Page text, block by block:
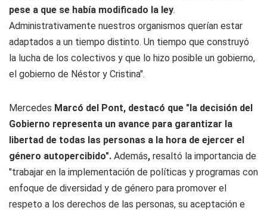
pese a que se había modificado la ley.
Administrativamente nuestros organismos querían estar
adaptados a un tiempo distinto. Un tiempo que construyó
la lucha de los colectivos y que lo hizo posible un gobierno,
el gobierno de Néstor y Cristina".
Mercedes Marcó del Pont, destacó que "la decisión del
Gobierno representa un avance para garantizar la
libertad de todas las personas a la hora de ejercer el
género autopercibido". Además, resaltó la importancia de
"trabajar en la implementación de políticas y programas con
enfoque de diversidad y de género para promover el
respeto a los derechos de las personas, su aceptación e